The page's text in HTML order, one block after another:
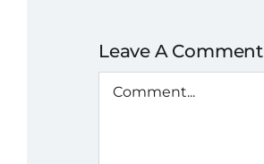
Leave A Comment
Comment